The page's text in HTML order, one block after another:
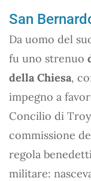
San
Da uomo del
fu uno strenuo
della Chiesa,
impegno a
Concilio di
commissione
regola
militare: